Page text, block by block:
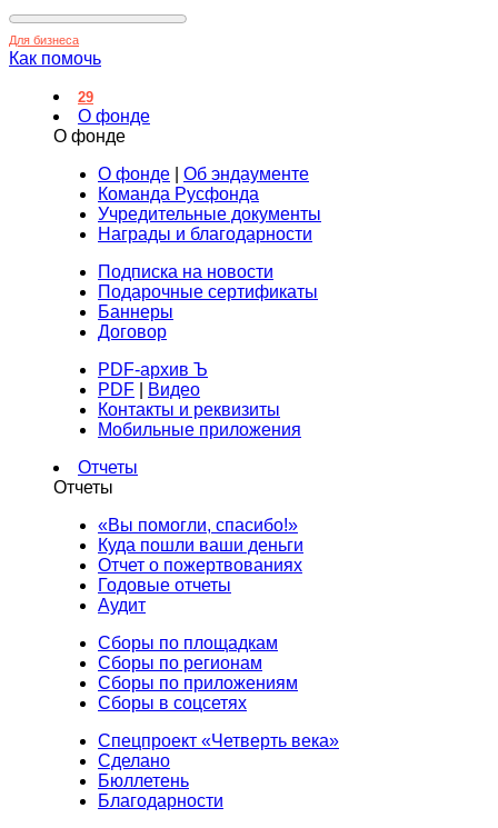
Для бизнеса
Как помочь
29
О фонде
О фонде
О фонде
Об эндаументе
Команда Русфонда
Учредительные документы
Награды и благодарности
Подписка на новости
Подарочные сертификаты
Баннеры
Договор
PDF-архив Ъ
PDF
Видео
Контакты и реквизиты
Мобильные приложения
Отчеты
Отчеты
«Вы помогли, спасибо!»
Куда пошли ваши деньги
Отчет о пожертвованиях
Годовые отчеты
Аудит
Сборы по площадкам
Сборы по регионам
Сборы по приложениям
Сборы в соцсетях
Спецпроект «Четверть века»
Сделано
Бюллетень
Благодарности